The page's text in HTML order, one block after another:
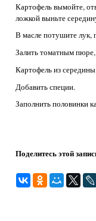
Картофель вымойте,
ложкой выньте
В масле потушите лук,
Залить томатным
Картофель из
Добавить специи.
Заполнить половинки
Поделитесь этой